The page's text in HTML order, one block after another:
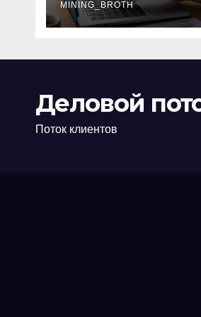
офис: порядок,
требования и
MINING_BROTH
Деловой
Поток клиентов